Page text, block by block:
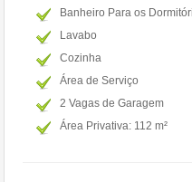
Banheiro Para os
Lavabo
Cozinha
Área de Serviço
2 Vagas de Garagem
Área Privativa: 112 m²